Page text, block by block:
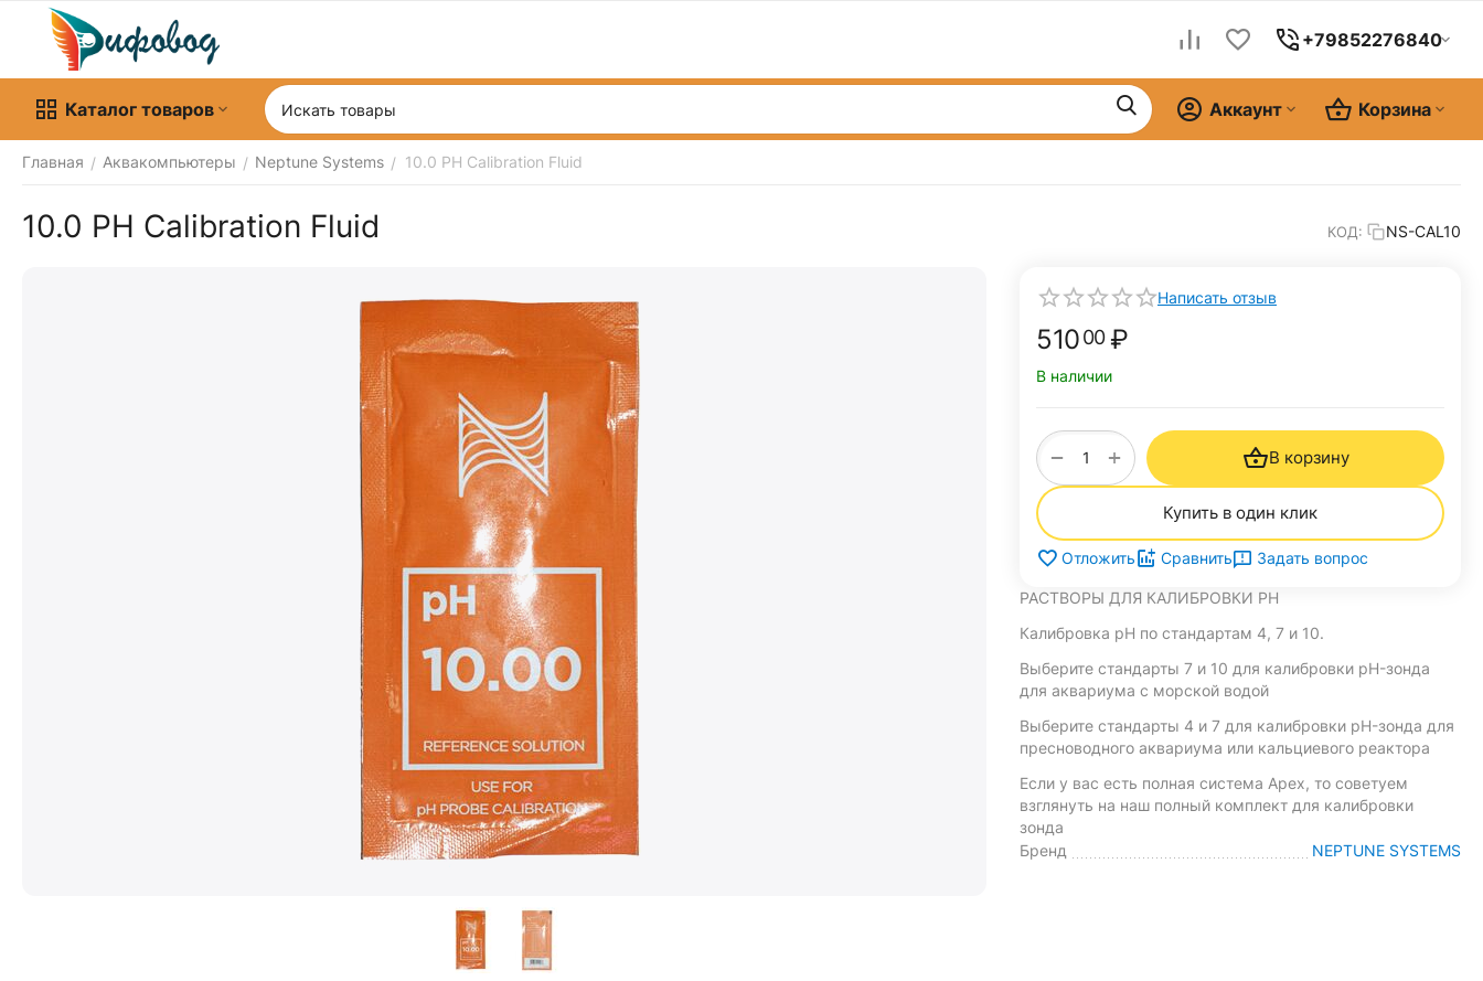
+79852276840
Каталог товаров Корзина
Аккаунт
Главная / Аквакомпьютеры / Neptune Systems / 10.0 PH Calibration Fluid
10.0 PH Calibration Fluid КОД: NS-CAL10
Написать отзыв
51000 ₽
В наличии
+
− В корзину
Купить в один клик
Отложить Сравнить Задать вопрос
РАСТВОРЫ ДЛЯ КАЛИБРОВКИ РН
Калибровка рН по стандартам 4, 7 и 10.
Выберите стандарты 7 и 10 для калибровки pH-зонда
для аквариума с морской водой
Выберите стандарты 4 и 7 для калибровки pH-зонда для
пресноводного аквариума или кальциевого реактора
Если у вас есть полная система Apex, то советуем
взглянуть на наш полный комплект для калибровки
зонда
Бренд
NEPTUNE SYSTEMS